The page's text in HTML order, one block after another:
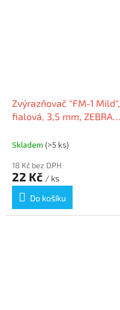
Zvýrazňovač "FM-1 Mild",
fialová, 3,5 mm, ZEBRA
Skladem (>5 ks)
18 Kč bez DPH
22 Kč / ks
Do košíku